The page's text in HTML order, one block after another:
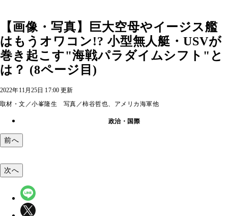
【画像・写真】巨大空母やイージス艦
はもうオワコン!? 小型無人艇・USVが
巻き起こす"海戦パラダイムシフト"と
は？ (8ページ目)
2022年11月25日 17:00 更新
取材・文／小峯隆生 写真／柿谷哲也、アメリカ海軍他
政治・国際
前へ
次へ